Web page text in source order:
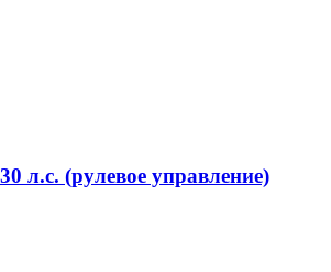
л.с. (рулевое управление)